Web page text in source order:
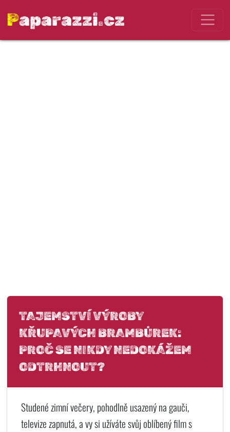
Paparazzi.cz
TAJEMSTVÍ VÝROBY
KŘUPAVÝCH BRAMBŮREK:
PROČ SE NIKDY NEDOKÁŽEM
ODTRHNOUT?
Studené zimní večery, pohodlně usazený na gauči,
televize zapnutá, a vy si užíváte svůj oblíbený film s